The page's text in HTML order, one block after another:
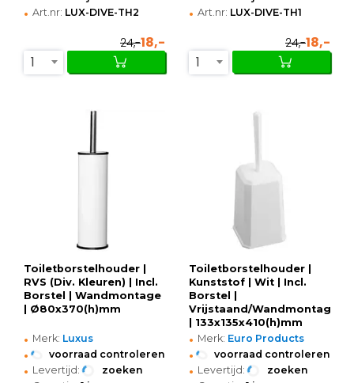
• Art.nr: LUX-DIVE-TH2
24,-18,-
1
• Art.nr: LUX-DIVE-TH1
24,-18,-
1
Toiletborstelhouder |
RVS (Div. Kleuren) | Incl.
Borstel | Wandmontage
| Ø80x370(h)mm
• Merk: Luxus
• voorraad controleren
• Levertijd: zoeken
Toiletborstelhouder |
Kunststof | Wit | Incl.
Borstel |
Vrijstaand/Wandmontage
| 133x135x410(h)mm
• Merk: Euro Products
• voorraad controleren
• Levertijd: zoeken